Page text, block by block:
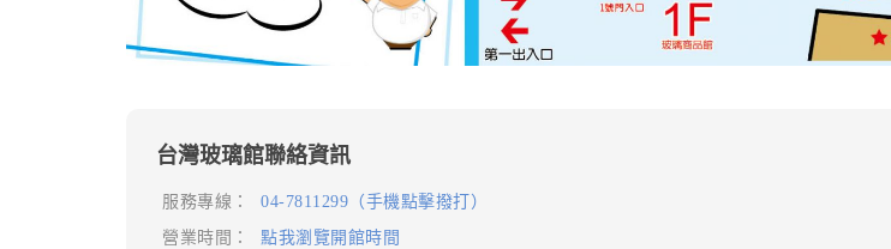
台灣玻璃館聯絡資訊
服務專線：
04-7811299（手機點擊撥打）
營業時間：
點我瀏覽開館時間